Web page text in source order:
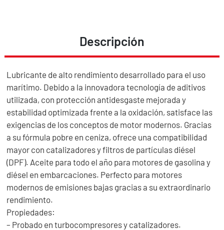
Descripción
Lubricante de alto rendimiento desarrollado para el uso
marítimo. Debido a la innovadora tecnología de aditivos
utilizada, con protección antidesgaste mejorada y
estabilidad optimizada frente a la oxidación, satisface las
exigencias de los conceptos de motor modernos. Gracias
a su fórmula pobre en ceniza, ofrece una compatibilidad
mayor con catalizadores y filtros de partículas diésel
(DPF). Aceite para todo el año para motores de gasolina y
diésel en embarcaciones. Perfecto para motores
modernos de emisiones bajas gracias a su extraordinario
rendimiento.
Propiedades:
– Probado en turbocompresores y catalizadores.